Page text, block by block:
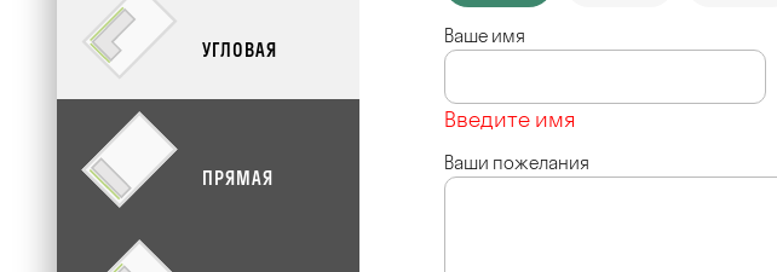
УГЛОВАЯ
ПРЯМАЯ
Ваше имя
Введите имя
Ваши пожелания